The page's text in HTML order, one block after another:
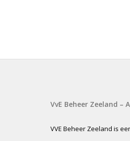
VvE Beheer Zeeland –
VVE Beheer Zeeland is